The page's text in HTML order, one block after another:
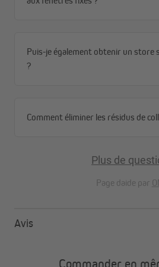
Puis-je également obtenir un store
?
Comment éliminer les résidus de
Plus de
Page daide par
Avis
Commander en